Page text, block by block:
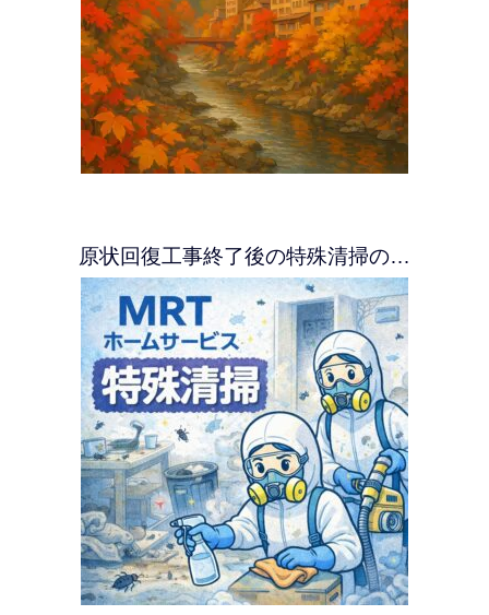
原状回復工事終了後の特殊清掃の…